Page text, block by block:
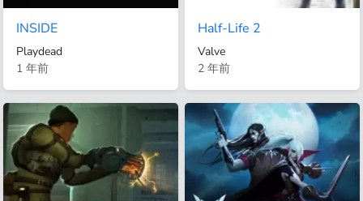
INSIDE
Playdead
1 年前
Half-Life 2
Valve
2 年前